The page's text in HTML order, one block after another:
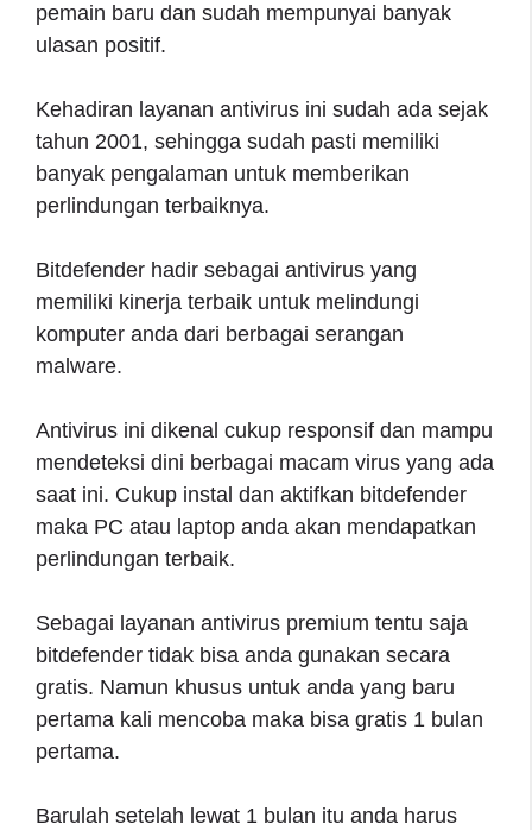
pemain baru dan sudah mempunyai banyak
ulasan positif.
Kehadiran layanan antivirus ini sudah ada sejak
tahun 2001, sehingga sudah pasti memiliki
banyak pengalaman untuk memberikan
perlindungan terbaiknya.
Bitdefender hadir sebagai antivirus yang
memiliki kinerja terbaik untuk melindungi
komputer anda dari berbagai serangan
malware.
Antivirus ini dikenal cukup responsif dan mampu
mendeteksi dini berbagai macam virus yang ada
saat ini. Cukup instal dan aktifkan bitdefender
maka PC atau laptop anda akan mendapatkan
perlindungan terbaik.
Sebagai layanan antivirus premium tentu saja
bitdefender tidak bisa anda gunakan secara
gratis. Namun khusus untuk anda yang baru
pertama kali mencoba maka bisa gratis 1 bulan
pertama.
Barulah setelah lewat 1 bulan itu anda harus